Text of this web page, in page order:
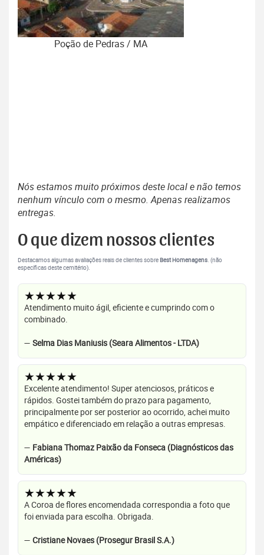
Poção de Pedras / MA
Nós estamos muito próximos deste local e não temos
nenhum vínculo com o mesmo. Apenas realizamos
entregas.
O que dizem nossos clientes
Destacamos algumas avaliações reais de clientes sobre Best Homenagens. (não
específicas deste cemitério).
★★★★★
Atendimento muito ágil, eficiente e cumprindo com o
combinado.
— Selma Dias Maniusis (Seara Alimentos - LTDA)
★★★★★
Excelente atendimento! Super atenciosos, práticos e
rápidos. Gostei também do prazo para pagamento,
principalmente por ser posterior ao ocorrido, achei muito
empático e diferenciado em relação a outras empresas.
— Fabiana Thomaz Paixão da Fonseca (Diagnósticos das
Américas)
★★★★★
A Coroa de flores encomendada correspondia a foto que
foi enviada para escolha. Obrigada.
— Cristiane Novaes (Prosegur Brasil S.A.)